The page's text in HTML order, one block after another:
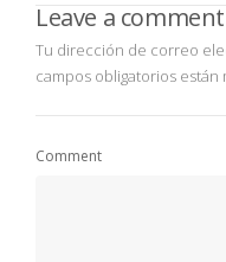
Leave a comment
Tu dirección de correo
campos obligatorios están
Comment